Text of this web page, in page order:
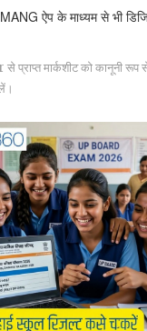
ऐप के माध्यम से भी
मार्कशीट को कानूनी रूप से